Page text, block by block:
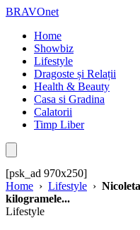
BRAVOnet
Home
Showbiz
Lifestyle
Dragoste și Relații
Health & Beauty
Casa si Gradina
Calatorii
Timp Liber
[psk_ad 970x250]
Home › Lifestyle ›
kilogramele...
Lifestyle